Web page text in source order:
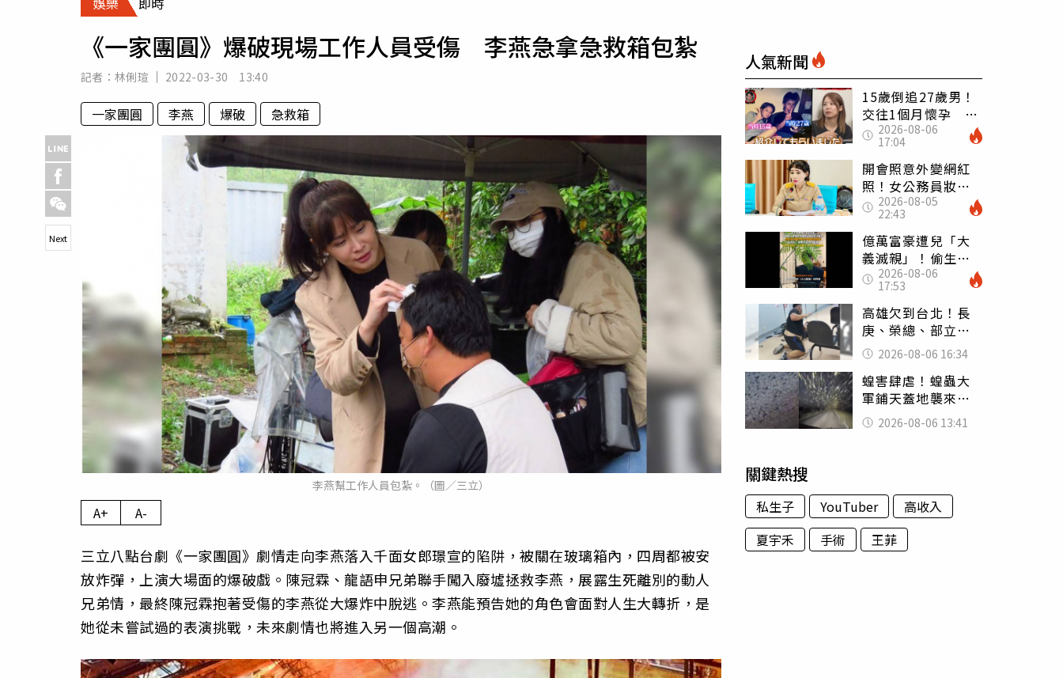
專欄
房產新勢力
運勢
《一家團圓》爆破現場工作人員受傷 李燕急拿急救箱包紮
記者： 林俐瑄 2022-03-30 13:40
一家團圓 李燕 爆破 急救箱
李燕幫工作人員包紮。（圖／三立）
Next
A+ A-
三立八點台劇《一家團圓》劇情走向李燕落入千面女郎璟宣的陷阱，被關在玻璃箱內，四周都被安
放炸彈，上演大場面的爆破戲。陳冠霖、龍語申兄弟聯手闖入廢墟拯救李燕，展露生死離別的動人
兄弟情，最終陳冠霖抱著受傷的李燕從大爆炸中脫逃。李燕能預告她的角色會面對人生大轉折，是
她從未嘗試過的表演挑戰，未來劇情也將進入另一個高潮。
人氣新聞
15歲倒追27歲男！
交往1個月懷孕 36
歲當阿嬤故事曝光
2026-08-06
17:04
開會照意外變網紅
照！女公務員妝容
掀2千則留言 本人
怒嗆：化妝有錯嗎
2026-08-05
22:43
億萬富豪遭兒「大
義滅親」！偷生子
怕曝光 竟盜鄰居
身份辦假證落戶
2026-08-06
17:53
高雄欠到台北！長
庚、榮總、部立醫
院都受害 「醫療
暴力男」離譜紀錄
曝光
2026-08-06 16:34
蝗害肆虐！蝗蟲大
軍鋪天蓋地襲來宛
如末日 網驚：聖
經十災
2026-08-06 13:41
關鍵熱搜
私生子 YouTuber
高收入
夏宇禾
手術 王菲